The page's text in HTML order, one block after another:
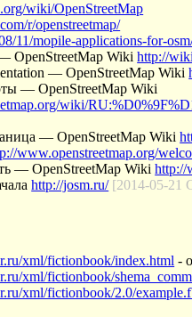
wiki/OpenStreetMap
r/openstreetmap/
11/mopile-applications-for-
OpenStreetMap Wikihttp://
— OpenStreetMap Wiki
— OpenStreetMap Wiki
wiki/
— OpenStreetMap Wiki
www.openstreetmap.org/
— OpenStreetMap Wikihttp://
http://josm.ru/ [2014-05-21
xml/fictionbook/index.html -
xml/fictionbook/
xml/fictionbook/2.0/